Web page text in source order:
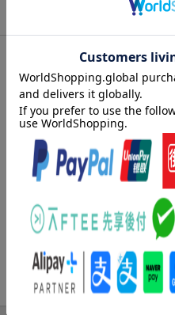
【商品構成】楽譜
【分類】ピアノ|ポピュラーピ
【楽器】ピアノ
【編成】ピアノ・ソロ
【難易度】中級
【商品説明】
弾いて楽しい♪ 聴いて楽しい♪♪
まさにタイトルどおりの中級ソ
場！“ポピュラーを弾きたい（
ィズニーを弾きたい”、“スタジ
を弾きたい”、“ジャズを弾きた
い”、“語り継がれる日本のうた